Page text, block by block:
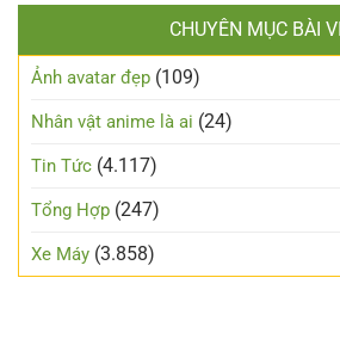
CHUYÊN MỤC BÀI
Ảnh avatar đẹp (109)
Nhân vật anime là ai (24)
Tin Tức (4.117)
Tổng Hợp (247)
Xe Máy (3.858)